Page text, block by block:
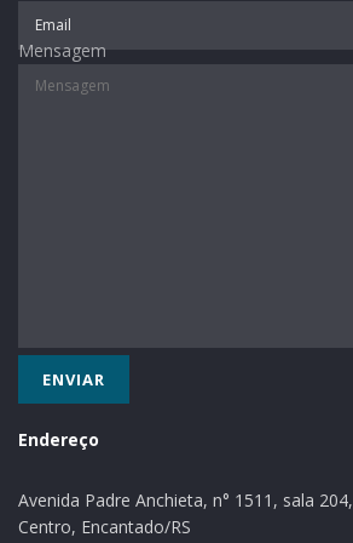
Tags:
Mensagem
Endereço
Avenida Padre Anchieta, n° 1511, sala 204,
Centro, Encantado/RS